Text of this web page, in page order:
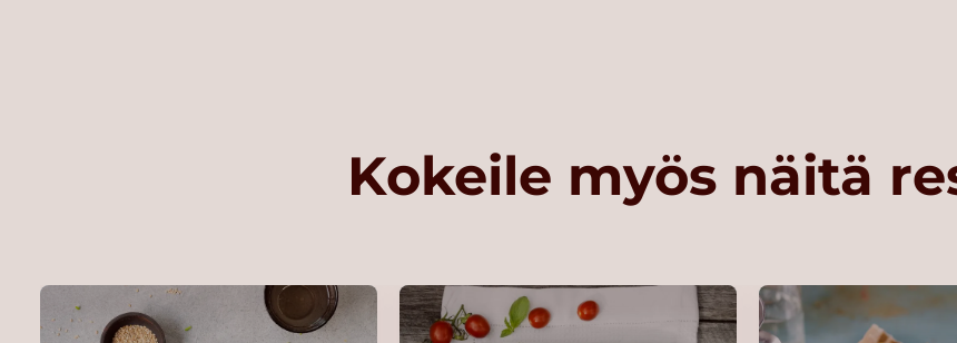
Kokeile myös näitä